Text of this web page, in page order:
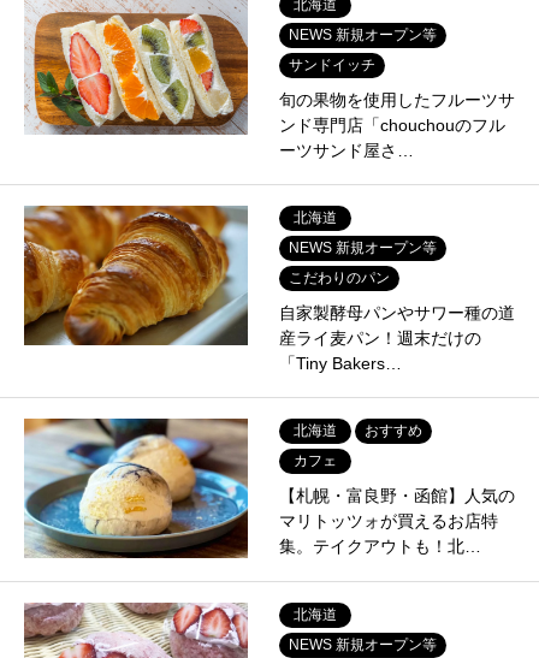
北海道
NEWS 新規オープン等
サンドイッチ
旬の果物を使用したフルーツサ
ンド専門店「chouchouのフル
ーツサンド屋さ…
北海道
NEWS 新規オープン等
こだわりのパン
自家製酵母パンやサワー種の道
産ライ麦パン！週末だけの
「Tiny Bakers…
北海道
おすすめ
カフェ
【札幌・富良野・函館】人気の
マリトッツォが買えるお店特
集。テイクアウトも！北…
北海道
NEWS 新規オープン等